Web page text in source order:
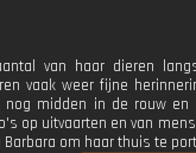
van haar dieren
vaak weer fijne
nog midden in de rouw en
op uitvaarten en van
om haar thuis te